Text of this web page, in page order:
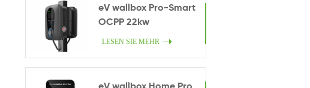
eV wallbox Pro-Smart
OCPP 22kw
LESEN SIE MEHR